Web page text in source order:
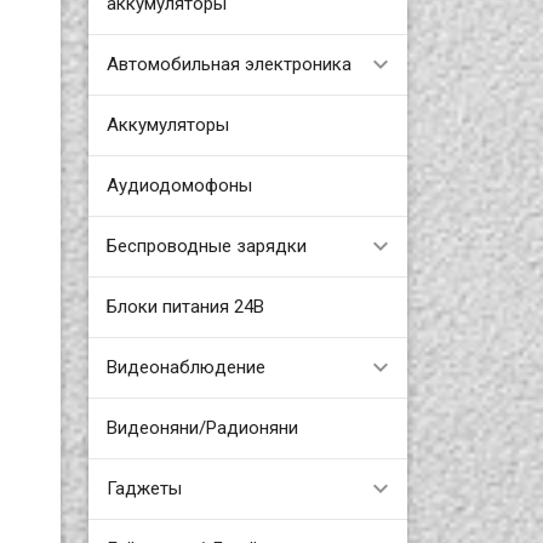
Автомобильная электроника
Аккумуляторы
Аудиодомофоны
Беспроводные зарядки
Блоки питания 24В
Видеонаблюдение
Видеоняни/Радионяни
Гаджеты